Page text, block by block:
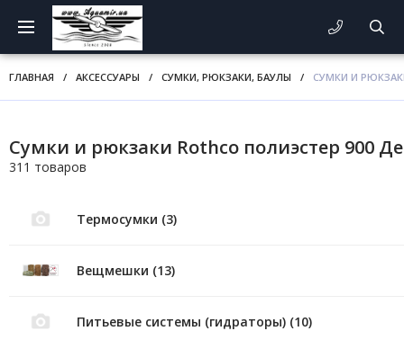
ГЛАВНАЯ / АКСЕССУАРЫ / СУМКИ, РЮКЗАКИ, БАУЛЫ / СУМКИ И
Сумки и рюкзаки Rothco полиэстер 900
311 товаров
Термосумки (3)
Вещмешки (13)
Питьевые системы (гидраторы) (10)